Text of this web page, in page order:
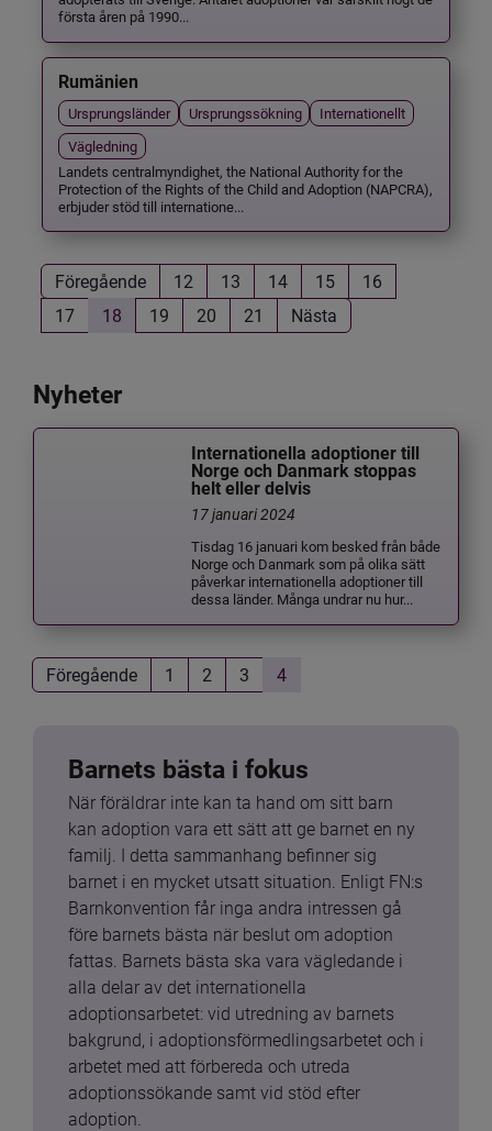
första åren på 1990...
Rumänien
Ursprungsländer Ursprungssökning
Internationellt
Vägledning
Landets centralmyndighet, the National Authority for the
Protection of the Rights of the Child and Adoption (NAPCRA),
erbjuder stöd till internatione...
Föregående 12 13 14 15
16
17
18 19 20 21 Nästa
Nyheter
Internationella adoptioner till
Norge och Danmark stoppas
helt eller delvis
17 januari 2024
Tisdag 16 januari kom besked från både
Norge och Danmark som på olika sätt
påverkar internationella adoptioner till
dessa länder. Många undrar nu hur...
Föregående 1 2 3 4
Barnets bästa i fokus
När föräldrar inte kan ta hand om sitt barn
kan adoption vara ett sätt att ge barnet en ny
familj. I detta sammanhang befinner sig
barnet i en mycket utsatt situation. Enligt FN:s
Barnkonvention får inga andra intressen gå
före barnets bästa när beslut om adoption
fattas. Barnets bästa ska vara vägledande i
alla delar av det internationella
adoptionsarbetet: vid utredning av barnets
bakgrund, i adoptionsförmedlingsarbetet och i
arbetet med att förbereda och utreda
adoptionssökande samt vid stöd efter
adoption.